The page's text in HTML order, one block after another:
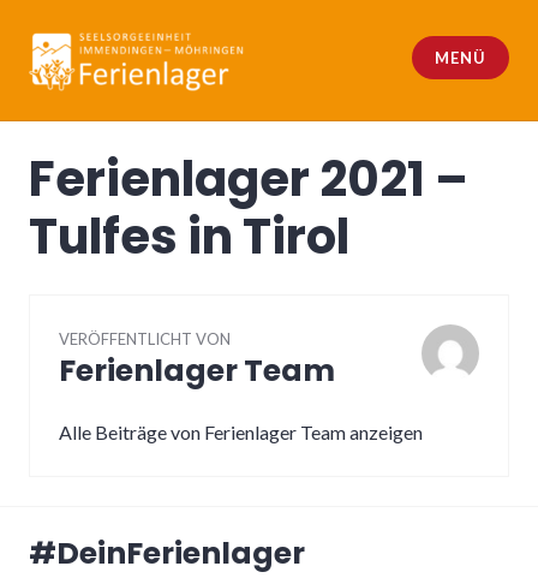
Inhalt
springen
Dein Ferienlager
MENÜ
Ferienlager 2021 –
Tulfes in Tirol
VERÖFFENTLICHT VON
Ferienlager Team
Alle Beiträge von Ferienlager Team anzeigen
#DeinFerienlager